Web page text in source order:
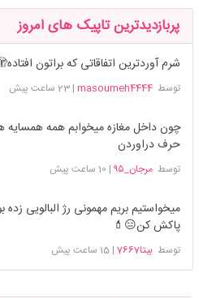
پربازدیدترین تاپیک های امروز
شرم آوردترین اتفاقاتی که براتون افتاده🫣🤦🏻‍♀️🤣😂
توسطmasoumeh4444
|23 ساعت پیش
چون داخل مغازه میخوابم همه
حرف دراوردن
توسطمرجان_۹۵ | 10 ساعت پیش
میخواستیم بریم مهمونی رژ البالویی
پاکش کن😑💄
توسطبیتا7667 |15 ساعت پیش